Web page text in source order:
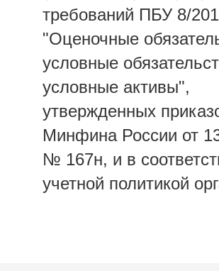
требований ПБУ 8/
"Оценочные
условные
условные активы",
утвержденных
Минфина России от
№ 167н, и в
учетной политикой